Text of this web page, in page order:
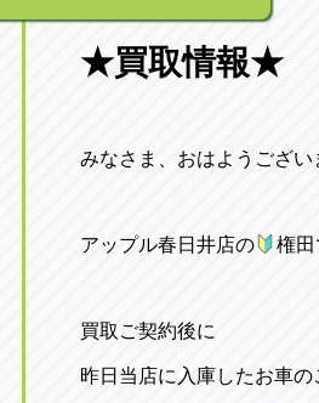
★買取情報★
みなさま、おはようござい
アップル春日井店の 権田
買取ご契約後に
昨日当店に入庫したお車の